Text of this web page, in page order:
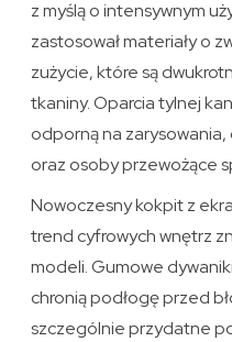
z myślą o intensywnym
zastosował materiały o
zużycie, które są
tkaniny. Oparcia tylnej
odporną na zarysowania,
oraz osoby przewożące
Nowoczesny kokpit z
trend cyfrowych wnętrz
modeli. Gumowe
chronią podłogę przed
szczególnie przydatne